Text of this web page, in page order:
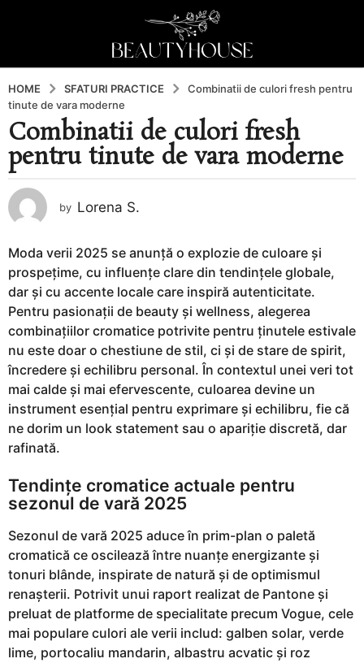
HOME SFATURI PRACTICE
Combinatii de culori fresh pentru
tinute de vara moderne
1
a
n
a
g
1
a
n
a
g
o
Combinatii de culori fresh
pentru tinute de vara moderne
by Lorena S.
Moda verii 2025 se anunță o explozie de culoare și
prospețime, cu influențe clare din tendințele globale,
dar și cu accente locale care inspiră autenticitate.
Pentru pasionații de beauty și wellness, alegerea
combinațiilor cromatice potrivite pentru ținutele estivale
nu este doar o chestiune de stil, ci și de stare de spirit,
încredere și echilibru personal. În contextul unei veri tot
mai calde și mai efervescente, culoarea devine un
instrument esențial pentru exprimare și echilibru, fie că
ne dorim un look statement sau o apariție discretă, dar
rafinată.
Tendințe cromatice actuale pentru
sezonul de vară 2025
Sezonul de vară 2025 aduce în prim-plan o paletă
cromatică ce oscilează între nuanțe energizante și
tonuri blânde, inspirate de natură și de optimismul
renașterii. Potrivit unui raport realizat de Pantone și
preluat de platforme de specialitate precum Vogue, cele
mai populare culori ale verii includ: galben solar, verde
lime, portocaliu mandarin, albastru acvatic și roz